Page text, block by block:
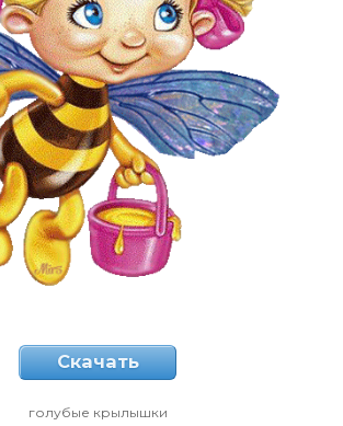
Скачать
голубые крылышки